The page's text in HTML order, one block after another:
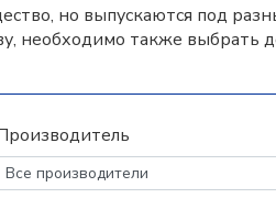
но выпускаются под
необходимо также выбрать